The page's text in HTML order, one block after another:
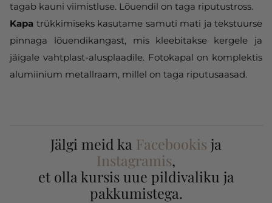
tagab kauni viimistluse. Lõuendil on taga riputustross.
Kapa trükkimiseks kasutame samuti mati ja tekstuurse
pinnaga lõuendikangast, mis kleebitakse kergele ja
jäigale vahtplast-alusplaadile. Fotokapal on komplektis
alumiinium metallraam, millel on taga riputusaasad.
Jälgi meid ka Facebookis ja
Instagramis,
et olla kursis uue pildivaliku ja
pakkumistega.